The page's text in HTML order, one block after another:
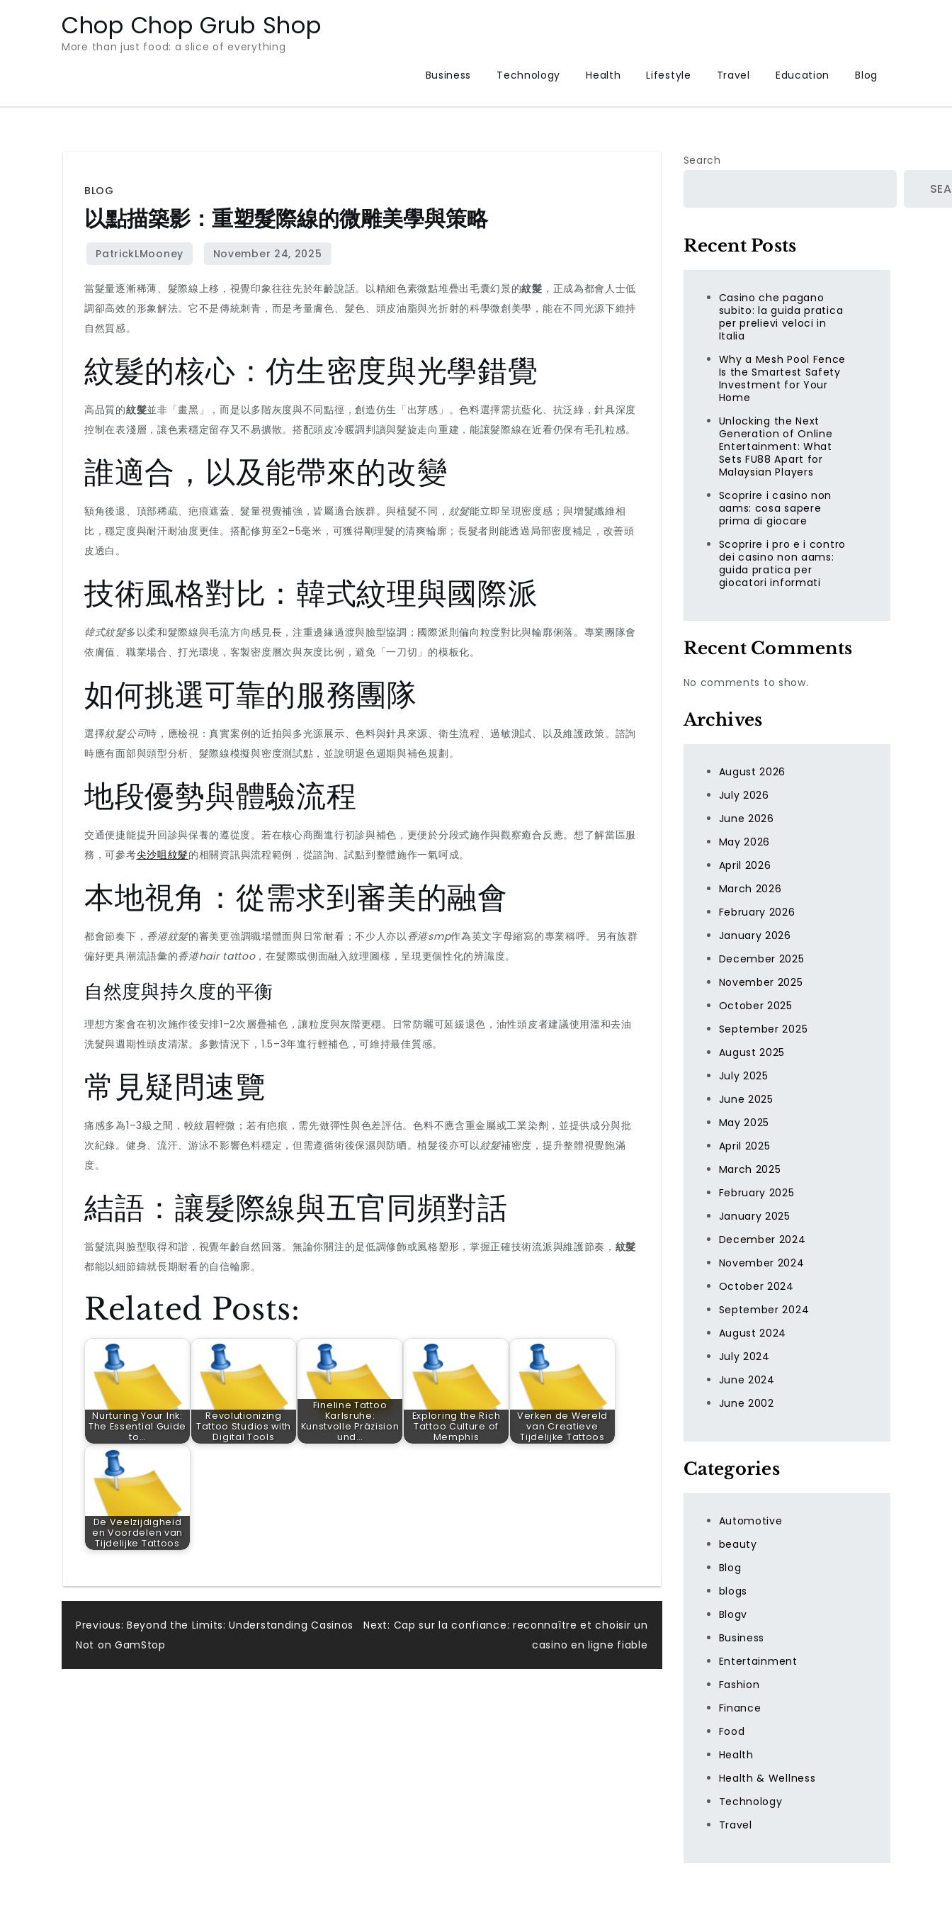
Chop Chop Grub Shop
More than just food: a slice of everything
Business
Technology Health Lifestyle Travel Education Blog
BLOG
以點描築影：重塑髮際線的微雕美學與策略
當髮量逐漸稀薄、髮際線上移，視覺印象往往先於年齡說話。以精細色素微點堆疊出毛囊幻景的紋髮 ，正成為都會人士低
調卻高效的形象解法。它不是傳統刺青，而是考量膚色、髮色、頭皮油脂與光折射的科學微創美學，能在不同光源下維持
自然質感。
紋髮的核心：仿生密度與光學錯覺
高品質的紋髮並非「畫黑」，而是以多階灰度與不同點徑，創造仿生「出芽感」。色料選擇需抗藍化、抗泛綠，針具深度
控制在表淺層，讓色素穩定留存又不易擴散。搭配頭皮冷暖調判讀與髮旋走向重建，能讓髮際線在近看仍保有毛孔粒感。
誰適合，以及能帶來的改變
額角後退、頂部稀疏、疤痕遮蓋、髮量視覺補強，皆屬適合族群。與植髮不同， 紋髮能立即呈現密度感；與增髮纖維相
比，穩定度與耐汗耐油度更佳。搭配修剪至2–5毫米，可獲得剛理髮的清爽輪廓；長髮者則能透過局部密度補足，改善頭
皮透白。
技術風格對比：韓式紋理與國際派
韓式紋髮多以柔和髮際線與毛流方向感見長，注重邊緣過渡與臉型協調；國際派則偏向粒度對比與輪廓俐落。專業團隊會
依膚值、職業場合、打光環境，客製密度層次與灰度比例，避免「一刀切」的模板化。
如何挑選可靠的服務團隊
選擇紋髮公司時，應檢視：真實案例的近拍與多光源展示、色料與針具來源、衛生流程、過敏測試、以及維護政策。諮詢
時應有面部與頭型分析、髮際線模擬與密度測試點，並說明退色週期與補色規劃。
地段優勢與體驗流程
交通便捷能提升回診與保養的遵從度。若在核心商圈進行初診與補色，更便於分段式施作與觀察癒合反應。想了解當區服
務，可參考尖沙咀紋髮的相關資訊與流程範例，從諮詢、試點到整體施作一氣呵成。
本地視角：從需求到審美的融會
都會節奏下， 香港紋髮的審美更強調職場體面與日常耐看；不少人亦以香港smp作為英文字母縮寫的專業稱呼。另有族群
偏好更具潮流語彙的香港hair tattoo，在髮際或側面融入紋理圖樣，呈現更個性化的辨識度。
自然度與持久度的平衡
理想方案會在初次施作後安排1–2次層疊補色，讓粒度與灰階更穩。日常防曬可延緩退色，油性頭皮者建議使用溫和去油
洗髮與週期性頭皮清潔。多數情況下，1.5–3年進行輕補色，可維持最佳質感。
常見疑問速覽
痛感多為1–3級之間，較紋眉輕微；若有疤痕，需先做彈性與色差評估。色料不應含重金屬或工業染劑，並提供成分與批
次紀錄。健身、流汗、游泳不影響色料穩定，但需遵循術後保濕與防晒。植髮後亦可以紋髮補密度，提升整體視覺飽滿
度。
結語：讓髮際線與五官同頻對話
當髮流與臉型取得和諧，視覺年齡自然回落。無論你關注的是低調修飾或風格塑形，掌握正確技術流派與維護節奏， 紋髮
都能以細節鑄就長期耐看的自信輪廓。
Related Posts:
Nurturing Your Ink:
The Essential Guide
to…
Revolutionizing
Tattoo Studios with
Digital Tools
Fineline Tattoo
Karlsruhe:
Kunstvolle Präzision
und…
Exploring the Rich
Tattoo Culture of
Memphis
Verken de Wereld
van Creatieve
Tijdelijke Tattoos
De Veelzijdigheid
en Voordelen van
Tijdelijke Tattoos
Post
navigation
Previous: Beyond the Limits: Understanding Casinos
Not on GamStop
Next: Cap sur la confiance: reconnaître et choisir un
casino en ligne fiable
Search
Recent Posts
Casino che pagano
subito: la guida pratica
per prelievi veloci in
Italia
Why a Mesh Pool Fence
Is the Smartest Safety
Investment for Your
Home
Unlocking the Next
Generation of Online
Entertainment: What
Sets FU88 Apart for
Malaysian Players
Scoprire i casino non
aams: cosa sapere
prima di giocare
Scoprire i pro e i contro
dei casino non aams:
guida pratica per
giocatori informati
Recent Comments
No comments to show.
Archives
August 2026
July 2026
June 2026
May 2026
April 2026
March 2026
February 2026
January 2026
December 2025
November 2025
October 2025
September 2025
August 2025
July 2025
June 2025
May 2025
April 2025
March 2025
February 2025
January 2025
December 2024
November 2024
October 2024
September 2024
August 2024
July 2024
June 2024
June 2002
Categories
Automotive
beauty
Blog
blogs
Blogv
Business
Entertainment
Fashion
Finance
Food
Health
Health & Wellness
Technology
Travel